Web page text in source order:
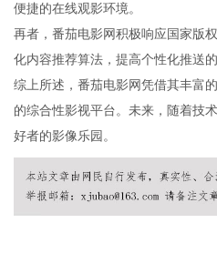
便捷的在线观影环境。
再者，番茄电影网积极响应国家版
化内容推荐算法，提高个性化推送
综上所述，番茄电影网凭借其丰富
的综合性影视平台。未来，随着技
好者的影像乐园。